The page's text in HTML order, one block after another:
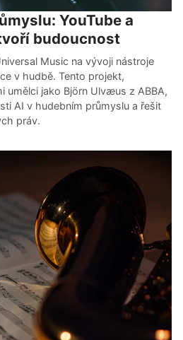
YouTube a
budoucnost
Music na vývoji nástroje
v hudbě. Tento projekt,
umělci jako Björn Ulvæus z ABBA,
AI v hudebním průmyslu a řešit
práv.